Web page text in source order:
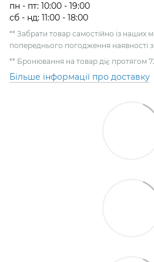
пн - пт: 10:00 - 19:00
сб - нд: 11:00 - 18:00
** Забрати товар самостійно із наших
попереднього погодження
** Бронювання на товар діє протягом
Більше інформації про доставку